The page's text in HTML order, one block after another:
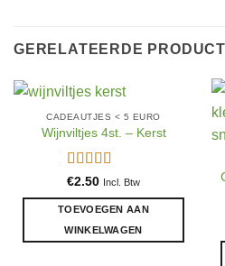
GERELATEERDE
CADEAUTJES < 5 EURO
Wijnviltjes 4st. – Kerst
Gewaardeerd
4.5uit 5
€2.50 Incl. Btw
TOEVOEGEN AAN
WINKELWAGEN